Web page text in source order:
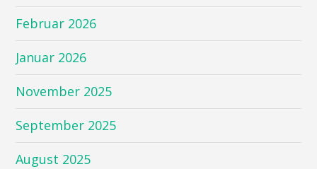
Februar 2026
Januar 2026
November 2025
September 2025
August 2025